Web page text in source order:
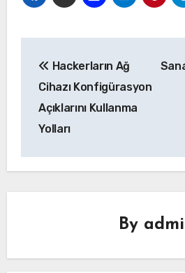
gezinmesi
Hackerların Ağ
Cihazı Konfigürasyon
Açıklarını Kullanma
Yolları
By